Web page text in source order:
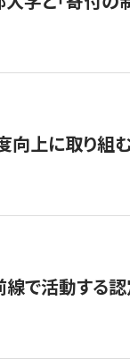
向上に取り
で活動する